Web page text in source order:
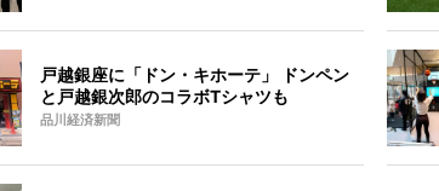
戸越銀座に「ドン・キホーテ」 ドンペン
と戸越銀次郎のコラボTシャツも
品川経済新聞